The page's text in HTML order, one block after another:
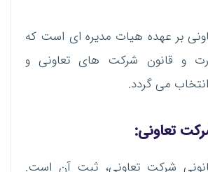
بر عهده هیات مدیره ای است که
و قانون شرکت های تعاونی و
می گردد.
تعاونی:
شرکت تعاونی، ثبت آن است.